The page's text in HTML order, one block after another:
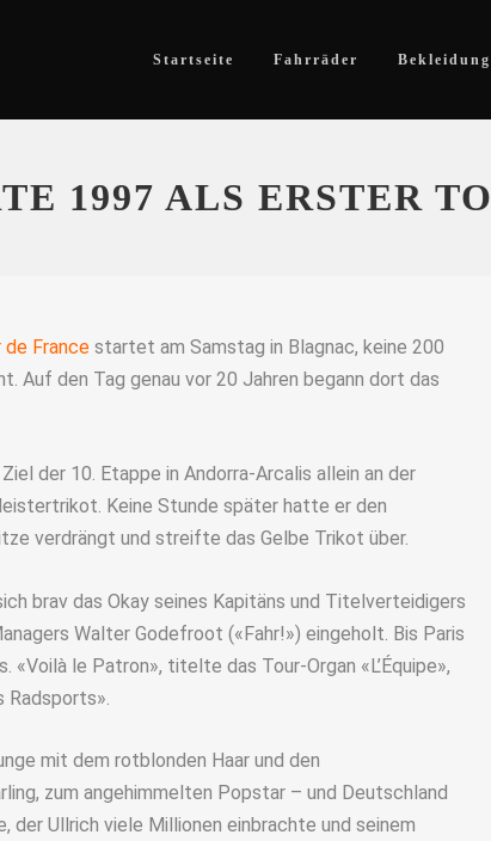
Startseite Fahrräder Bekleidung
1997 ALS ERSTER
de France startet am Samstag in Blagnac, keine 200
Auf den Tag genau vor 20 Jahren begann dort das
der 10. Etappe in Andorra-Arcalis allein an der
Keine Stunde später hatte er den
verdrängt und streifte das Gelbe Trikot über.
brav das Okay seines Kapitäns und Titelverteidigers
Walter Godefroot («Fahr!») eingeholt. Bis Paris
le Patron», titelte das Tour-Organ «L’Équipe»,
mit dem rotblonden Haar und den
zum angehimmelten Popstar – und Deutschland
der Ullrich viele Millionen einbrachte und seinem